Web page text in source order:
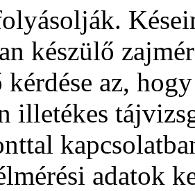
készülő
az,
illetékes
adatok